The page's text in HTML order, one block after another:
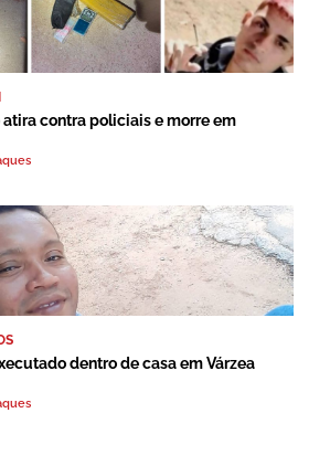
atira contra policiais e morre em
dentro de casa em Várzea